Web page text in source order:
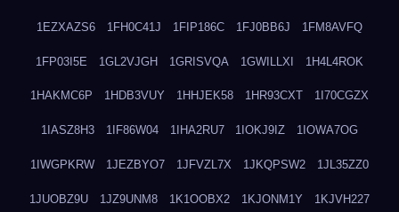
1EZXAZS6 1FH0C41J 1FIP186C 1FJ0BB6J 1FM8AVFQ
1FP03I5E 1GL2VJGH 1GRISVQA 1GWILLXI 1H4L4ROK
1HAKMC6P 1HDB3VUY 1HHJEK58 1HR93CXT 1I70CGZX
1IASZ8H3 1IF86W04 1IHA2RU7 1IOKJ9IZ 1IOWA7OG
1IWGPKRW 1JEZBYO7 1JFVZL7X 1JKQPSW2 1JL35ZZ0
1JUOBZ9U 1JZ9UNM8 1K1OOBX2 1KJONM1Y 1KJVH227